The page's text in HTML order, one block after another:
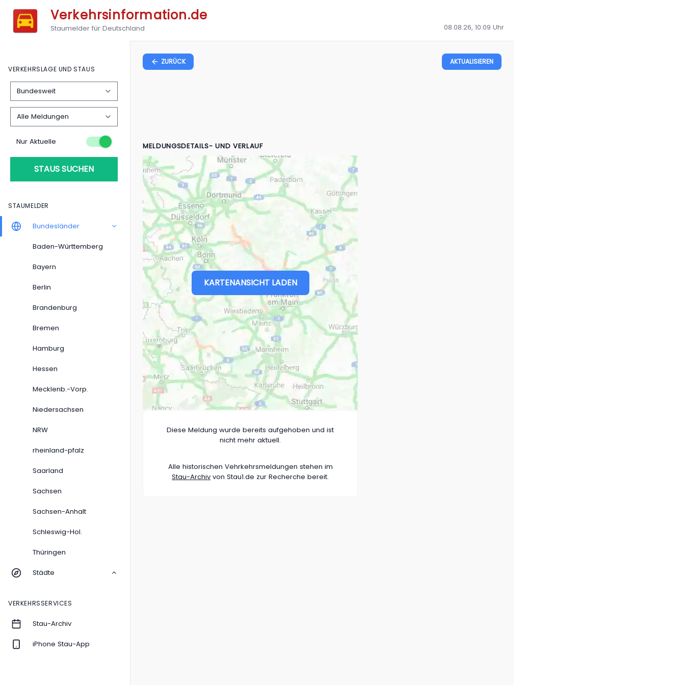
Verkehrsinformation.de
Staumelder für Deutschland 08.08.26, 10:09 Uhr
VERKEHRSLAGE UND STAUS
Nur Aktuelle
STAUS SUCHEN
STAUMELDER
Bundesländer
Baden-Württemberg
Bayern
Berlin
Brandenburg
Bremen
Hamburg
Hessen
Mecklenb.-Vorp.
Niedersachsen
NRW
rheinland-pfalz
Saarland
Sachsen
Sachsen-Anhalt
Schleswig-Hol.
Thüringen
Städte
VERKEHRSSERVICES
Stau-Archiv
iPhone Stau-App
ZURÜCK AKTUALISIEREN
MELDUNGSDETAILS- UND VERLAUF
KARTENANSICHT LADEN
Diese Meldung wurde bereits aufgehoben und ist
nicht mehr aktuell.
Alle historischen Vehrkehrsmeldungen stehen im
Stau-Archiv von Stau1.de zur Recherche bereit.